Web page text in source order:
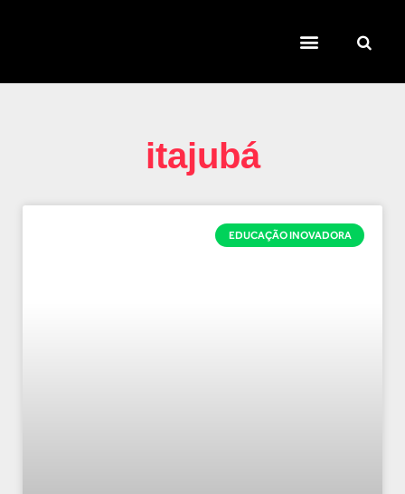
itajubá
EDUCAÇÃO INOVADORA